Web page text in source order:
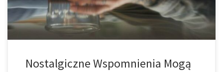
drugiej strony, […]
Nostalgiczne Wspomnienia Mogą